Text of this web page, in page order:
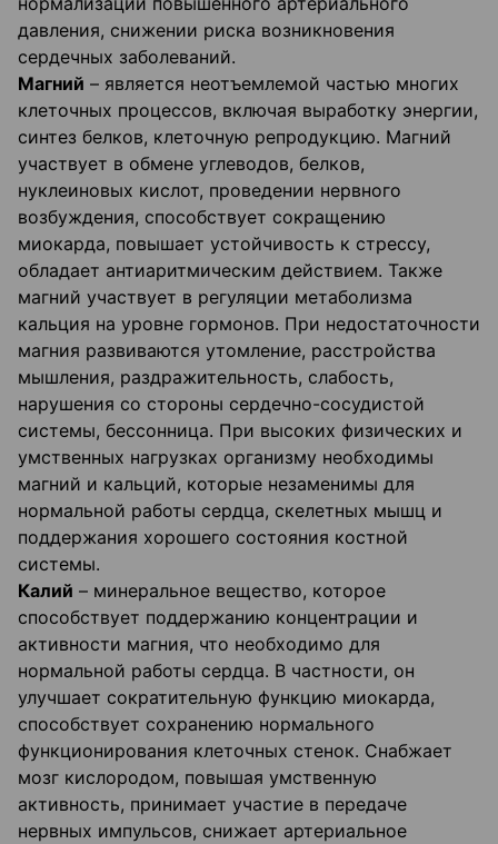
давления, снижении риска возникновения
сердечных заболеваний.
Магний – является неотъемлемой частью многих
клеточных процессов, включая выработку энергии,
синтез белков, клеточную репродукцию. Магний
участвует в обмене углеводов, белков,
нуклеиновых кислот, проведении нервного
возбуждения, способствует сокращению
миокарда, повышает устойчивость к стрессу,
обладает антиаритмическим действием. Также
магний участвует в регуляции метаболизма
кальция на уровне гормонов. При недостаточности
магния развиваются утомление, расстройства
мышления, раздражительность, слабость,
нарушения со стороны сердечно-сосудистой
системы, бессонница. При высоких физических и
умственных нагрузках организму необходимы
магний и кальций, которые незаменимы для
нормальной работы сердца, скелетных мышц и
поддержания хорошего состояния костной
системы.
Калий – минеральное вещество, которое
способствует поддержанию концентрации и
активности магния, что необходимо для
нормальной работы сердца. В частности, он
улучшает сократительную функцию миокарда,
способствует сохранению нормального
функционирования клеточных стенок. Снабжает
мозг кислородом, повышая умственную
активность, принимает участие в передаче
нервных импульсов, снижает артериальное